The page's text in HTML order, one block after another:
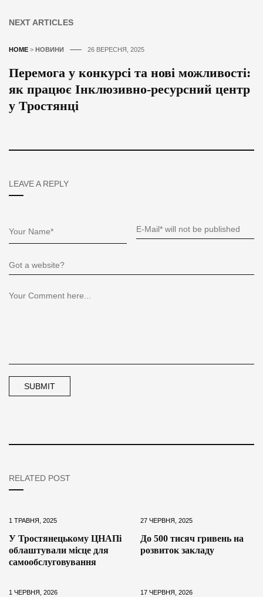
NEXT ARTICLES
HOME > НОВИНИ 26 ВЕРЕСНЯ, 2025
Перемога у конкурсі та нові можливості:
як працює Інклюзивно-ресурсний центр
у Тростянці
LEAVE A REPLY
RELATED POST
1 ТРАВНЯ, 2025
У Тростянецькому ЦНАПі
облаштували місце для
самообслуговування
27 ЧЕРВНЯ, 2025
До 500 тисяч гривень на
розвиток закладу
1 ЧЕРВНЯ, 2026 17 ЧЕРВНЯ, 2026